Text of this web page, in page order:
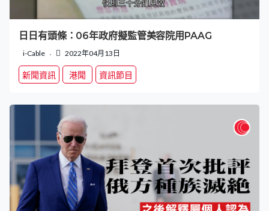
日日有頭條：06年政府擬監管美容院用PAAG
i-Cable 2022年04月13日
新聞資訊 港聞 資訊節目